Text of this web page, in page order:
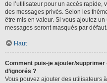
de l’utilisateur pour un accès rapide,
des messages privés. Selon les
être mis en valeur. Si vous ajoutez
messages seront masqués par défaut.
Haut
Comment puis-je ajouter/
d’ignorés ?
Vous pouvez ajouter des utilisateurs